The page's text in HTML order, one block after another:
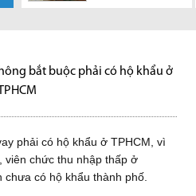
bắt buộc phải có hộ khẩu ở
phải có hộ khẩu ở TPHCM, vì
viên chức thu nhập thấp ở
có hộ khẩu thành phố.